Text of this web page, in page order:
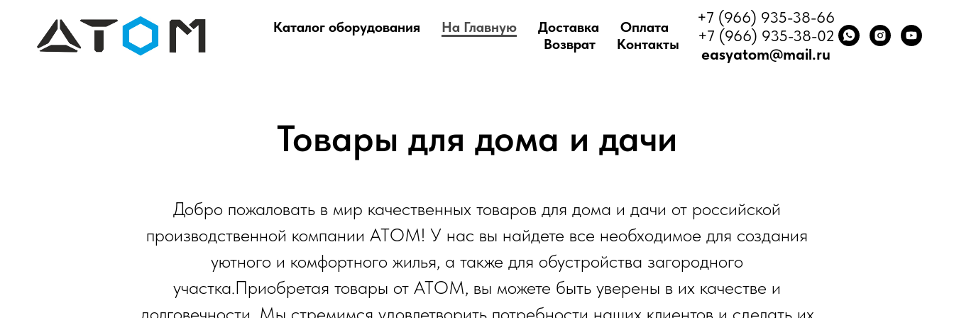
Каталог оборудования На Главную Доставка
Оплата
Возврат
Контакты
+7 (966) 935-38-66
+7 (966) 935-38-02
easyatom@mail.ru
Товары для дома и дачи
Добро пожаловать в мир качественных товаров для дома и дачи от российской
производственной компании АТОМ! У нас вы найдете все необходимое для создания
уютного и комфортного жилья, а также для обустройства загородного
участка.Приобретая товары от АТОМ, вы можете быть уверены в их качестве и
долговечности. Мы стремимся удовлетворить потребности наших клиентов и сделать их